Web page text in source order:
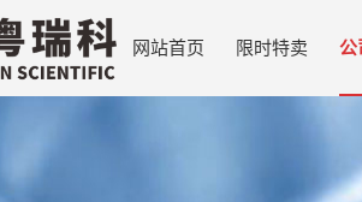
网站首页 限时特卖 公